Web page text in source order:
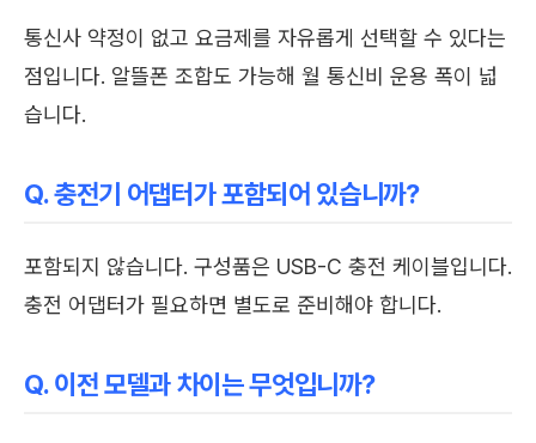
통신사 약정이 없고 요금제를 자유롭게 선택할 수 있다는
점입니다. 알뜰폰 조합도 가능해 월 통신비 운용 폭이 넓
습니다.
Q. 충전기 어댑터가 포함되어 있습니까?
포함되지 않습니다. 구성품은 USB-C 충전 케이블입니다.
충전 어댑터가 필요하면 별도로 준비해야 합니다.
Q. 이전 모델과 차이는 무엇입니까?